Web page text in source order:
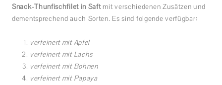
Snack-Thunfischfilet in Saftmit verschiedenen Zusätzen und
dementsprechend auch Sorten. Es sind folgende verfügbar:
verfeinert mit Apfel
verfeinert mit Lachs
verfeinert mit Bohnen
verfeinert mit Papaya